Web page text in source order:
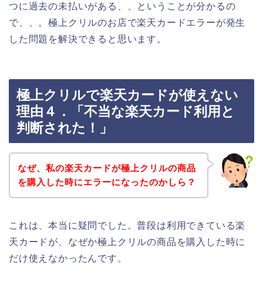
つに過去の未払いがある、、ということが分かるの
で、、。極上クリルのお店で楽天カードエラーが発生
した問題を解決できると思います。
極上クリルで楽天カードが使えない
理由４．「不当な楽天カード利用と
判断された！」
なぜ、私の楽天カードが極上クリルの商品
を購入した時にエラーになったのかしら？
これは、本当に疑問でした。普段は利用できている楽
天カードが、なぜか極上クリルの商品を購入した時に
だけ使えなかったんです。